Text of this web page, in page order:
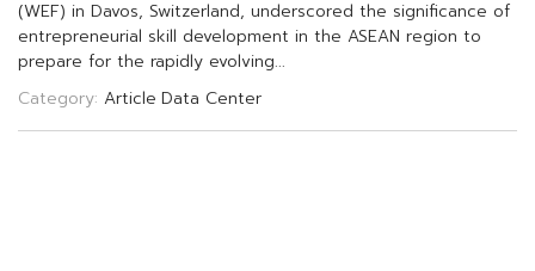
(WEF) in Davos, Switzerland, underscored the signifcance of
entrepreneurial skill development in the ASEAN region to
prepare for the rapidly evolving...
Category: Article Data Center